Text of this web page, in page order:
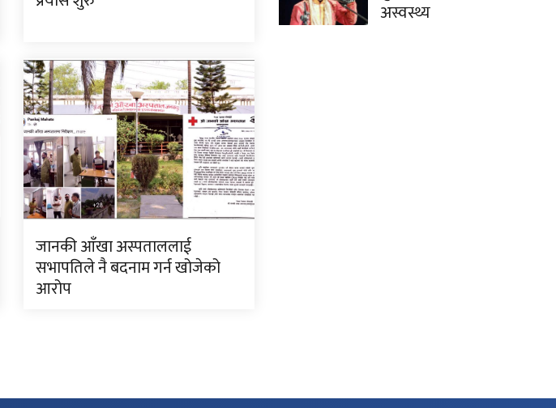
जानकी आँखा अस्पताललाई
सभापतिले नै बदनाम गर्न खोजेको
आरोप
अस्वस्थ्य